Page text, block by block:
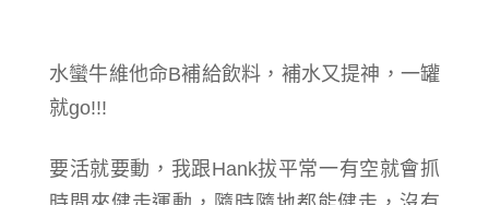
水蠻牛維他命B補給飲料，補水又提神，一罐
就go!!!
要活就要動，我跟Hank拔平常一有空就會抓